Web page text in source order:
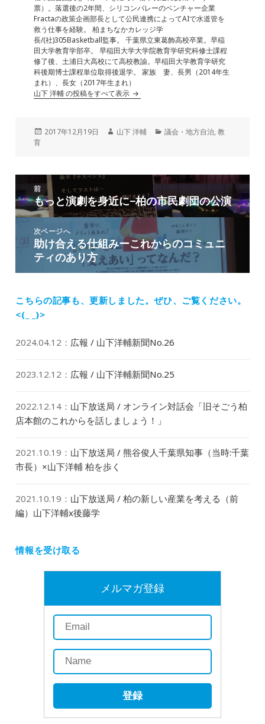
票）。落選後の2年間、シリコンバレーのベンチャー企業
Fractaの政策企画部長として公民連携によってAIで水道管を
救う仕事を経験。 柏まちなかカレッジ学
長/(社)305Basketball監事。 千葉県立東葛飾高校卒業。早稲
田大学教育学部卒。 早稲田大学大学院教育学研究科修士課程
修了後、土浦日大高校にて高校教諭。早稲田大学教育学研究
科後期博士課程単位取得後退学。 家族 妻、長男（2014年生
まれ）、長女（2017年生まれ）
山下 洋輔 の投稿をすべて表示
投
2017年12月19日
作
山下 洋輔
カ
ー
議会・地方自治,教
育
稿
ナ
ゲ
ン
前
前
の
投
稿:
もっと演劇を身近に−柏の市民劇団の公演
次ページへ
次
の
投
助け合える仕組みーこれからのコミュニ
ティのあり方
こちらの記事も、更新しました。ぜひ、ご覧ください。
<(_ _)>
2024.04.12 ： 広報 / 山下洋輔新聞No.26
2023.12.12 ： 広報 / 山下洋輔新聞No.25
2022.12.14 ： 山下放送局 / オンライン対話会「旧そごう柏
店本館のこれからを話しましょう！」
2021.10.19 ： 山下放送局 / 熊谷俊人千葉県知事（当時:千葉
市長）×山下洋輔 柏を歩く
2021.10.19 ： 山下放送局 / 柏の新しい産業を考える（前
編）山下洋輔x後藤学
情報を受け取る
メルマガ登録
登録